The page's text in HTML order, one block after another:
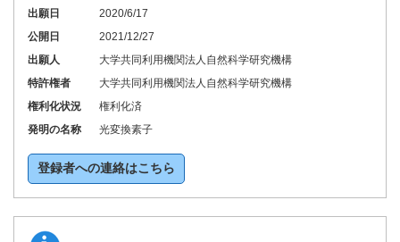
出願日
2020/6/17
公開日
2021/12/27
出願人
大学共同利用機関法人自然科学研究機構
特許権者
大学共同利用機関法人自然科学研究機構
権利化状況
権利化済
発明の名称
光変換素子
登録者への連絡はこちら